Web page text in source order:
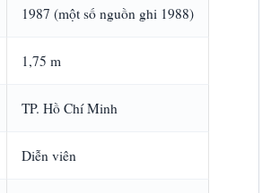
1987 (một số nguồn ghi 1988)
1,75 m
TP. Hồ Chí Minh
Diễn viên